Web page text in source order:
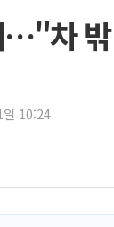
차
일 10:24